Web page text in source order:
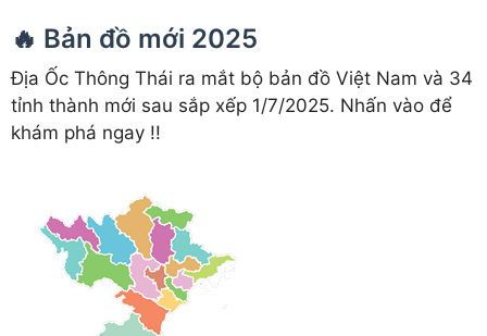
🔥 Bản đồ mới 2025
Địa Ốc Thông Thái ra mắt bộ bản đồ Việt Nam và 34
tỉnh thành mới sau sắp xếp 1/7/2025. Nhấn vào để
khám phá ngay !!